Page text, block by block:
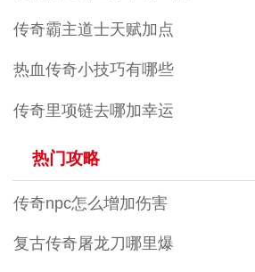
传奇霸主道士天赋加点
热血传奇小技巧有哪些
传奇里项链去哪加幸运
热门攻略
传奇npc怎么增加伤害
复古传奇屠龙刀哪里爆